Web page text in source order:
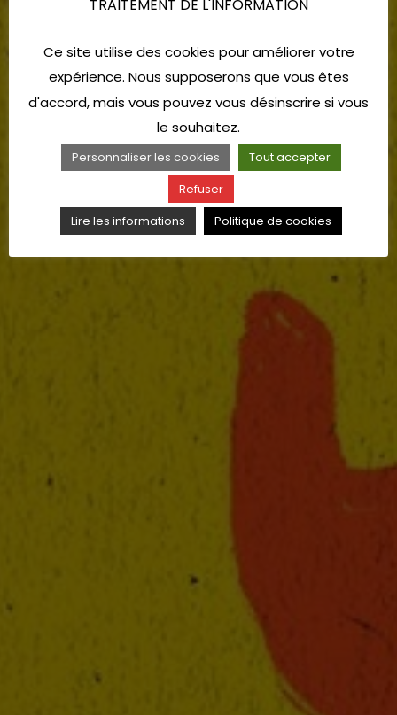
TRAITEMENT DE L'INFORMATION
Ce site utilise des cookies pour améliorer votre
expérience. Nous supposerons que vous êtes
d'accord, mais vous pouvez vous désinscrire si vous
le souhaitez.
Personnaliser les cookies
Tout accepter
Refuser
Lire les informations
Politique de cookies